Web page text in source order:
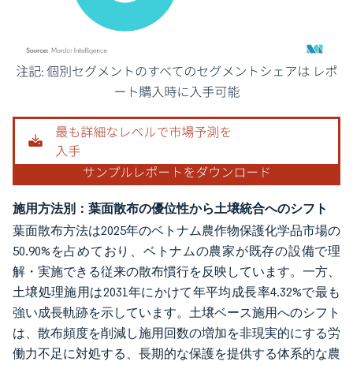
画像 © Mordor Intelligence。再利用にはCC BY 4.0の表示が必要です。
施用方法別：葉面散布の優位性から土壌統合へのシフト
葉面散布方法は2025年のベトナム農作物保護化学品市場の
50.90%を占めており、ベトナムの農家が既存の設備で理
解・実施できる従来の散布慣行を反映しています。一方、
土壌処理施用は2031年にかけて年平均成長率4.32%で最も
強い成長軌跡を示しています。土壌ベース施用へのシフト
は、散布頻度を削減し施用回数の増加を非現実的にする労
働力不足に対処する、長期的な保護を提供する体系的な農